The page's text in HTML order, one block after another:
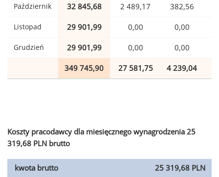
Październik 32 845,68 2 489,17 382,56
Listopad 29 901,99 0,00 0,00
Grudzień 29 901,99 0,00 0,00
349 745,90 27 581,75 4 239,04
Koszty pracodawcy dla miesięcznego wynagrodzenia 25
319,68 PLN brutto
kwota brutto
25 319,68 PLN